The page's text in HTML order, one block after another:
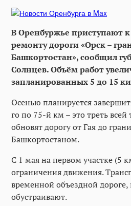
В Оренбуржье приступают
ремонту дороги «Орск –
Башкортостан», сообщил
Солнцев. Объём работ
запланированных 5 до 15
Осенью планируется
го по 75-й км – это треть
обновят дорогу от Гая до
Башкортостаном.
С 1 мая на первом участке (5
ограничения движения.
временной объездной дороге,
обустраивают.